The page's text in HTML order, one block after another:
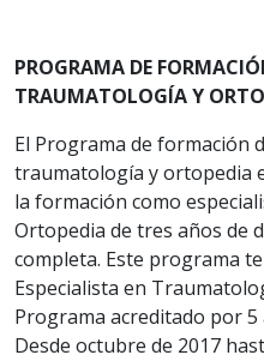
PROGRAMA DE
TRAUMATOLOGÍA Y
El Programa de formación
traumatología y ortopedia
la formación como
Ortopedia de tres años de
completa. Este programa
Especialista en
Programa acreditado por 5
Desde octubre de 2017